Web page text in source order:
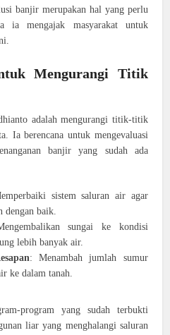
banjir merupakan hal yang perlu
ia mengajak masyarakat untuk
Mengurangi Titik
adalah mengurangi titik-titik
Ia berencana untuk mengevaluasi
banjir yang sudah ada
sistem saluran air agar
dengan baik.
sungai ke kondisi
lebih banyak air.
: Menambah jumlah sumur
ke dalam tanah.
program yang sudah terbukti
liar yang menghalangi saluran